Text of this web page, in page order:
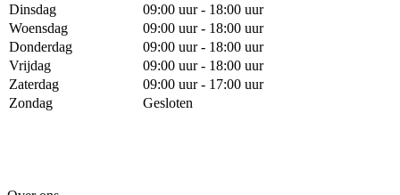
Dinsdag
09:00 uur - 18:00 uur
Woensdag
09:00 uur - 18:00 uur
Donderdag
09:00 uur - 18:00 uur
Vrijdag
09:00 uur - 18:00 uur
Zaterdag
09:00 uur - 17:00 uur
Zondag
Gesloten